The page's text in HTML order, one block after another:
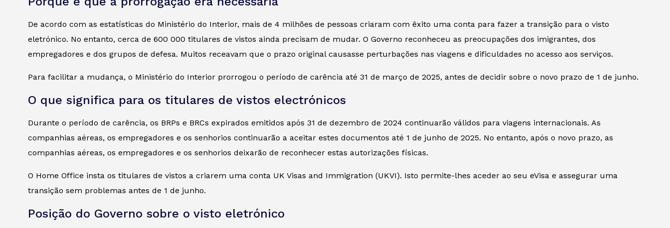
De acordo com as estatísticas do Ministério do Interior, mais de 4 milhões de pessoas criaram com êxito uma conta para fazer a transição para o visto
eletrónico. No entanto, cerca de 600 000 titulares de vistos ainda precisam de mudar. O Governo reconheceu as preocupações dos imigrantes, dos
empregadores e dos grupos de defesa. Muitos receavam que o prazo original causasse perturbações nas viagens e dificuldades no acesso aos serviços.
Para facilitar a mudança, o Ministério do Interior prorrogou o período de carência até 31 de março de 2025, antes de decidir sobre o novo prazo de 1 de junho.
O que significa para os titulares de vistos electrónicos
Durante o período de carência, os BRPs e BRCs expirados emitidos após 31 de dezembro de 2024 continuarão válidos para viagens internacionais. As
companhias aéreas, os empregadores e os senhorios continuarão a aceitar estes documentos até 1 de junho de 2025. No entanto, após o novo prazo, as
companhias aéreas, os empregadores e os senhorios deixarão de reconhecer estas autorizações físicas.
O Home Office insta os titulares de vistos a criarem uma conta UK Visas and Immigration (UKVI). Isto permite-lhes aceder ao seu eVisa e assegurar uma
transição sem problemas antes de 1 de junho.
Posição do Governo sobre o visto eletrónico